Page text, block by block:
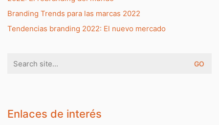
Branding Trends para las marcas 2022
Tendencias branding 2022: El nuevo mercado
for:
Enlaces de interés